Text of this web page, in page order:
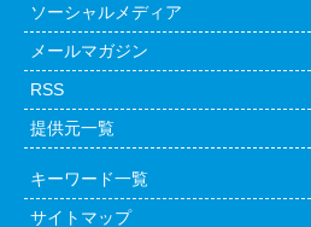
ソーシャルメディア
メールマガジン
RSS
提供元一覧
キーワード一覧
サイトマップ